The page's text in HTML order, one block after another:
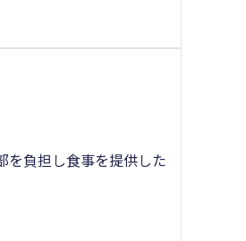
を負担し食事を提供した